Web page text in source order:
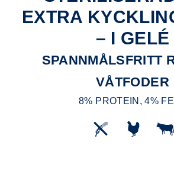
EXTRA
– I GELÉ
SPANNMÅLSFRITT
VÅTFODER
8% PROTEIN, 4%